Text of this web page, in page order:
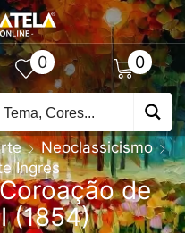
0 0
Neoclassicismo
Ingres
de
(1854)